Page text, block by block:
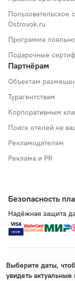
Выберите даты,
увидеть
Пользовательское
Ostrovok.ru
Программа
Подарочные
Партнёрам
Объектам
Турагентствам
Корпоративным
Поиск отелей на
Рекламодателям
Реклама и PR
Безопасность
Надёжная защита
Политика
Применяются